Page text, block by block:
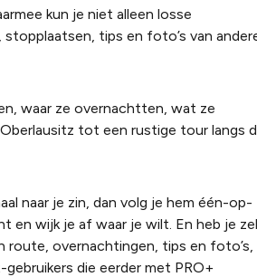
kun je niet alleen losse
tips en foto’s van
waar ze overnachtten, wat ze
tot een rustige tour langs
naar je zin, dan volg je hem één-op-
en wijk je af waar je wilt. En heb je
route, overnachtingen, tips en foto’s,
die eerder met PRO+